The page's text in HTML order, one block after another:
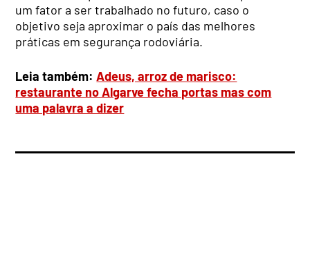
um fator a ser trabalhado no futuro, caso o
objetivo seja aproximar o país das melhores
práticas em segurança rodoviária.
Leia também:Adeus, arroz de marisco:
restaurante no Algarve fecha portas mas com
uma palavra a dizer